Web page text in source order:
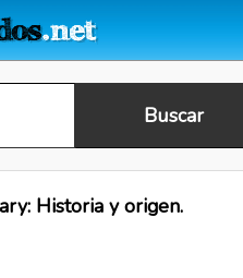
Historia y origen.